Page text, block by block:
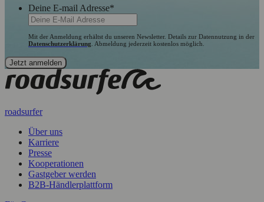
Deine E-mail Adresse*
Mit der Anmeldung erhältst du unseren Newsletter. Details zur Datennutzung in der
Datenschutzerklärung . Abmeldung jederzeit kostenlos möglich.
roadsurfer
Über uns
Karriere
Presse
Kooperationen
Gastgeber werden
B2B-Händlerplattform